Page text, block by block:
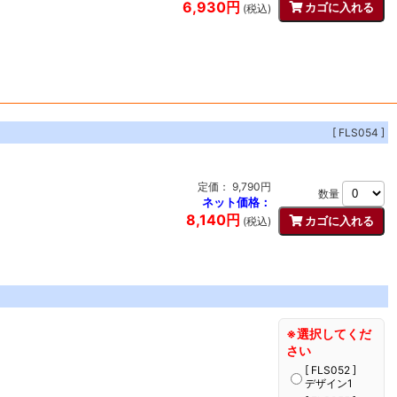
6,930円 (税込)
[ FLS054 ]
定価： 9,790円
ネット価格：
8,140円 (税込)
数量
※選択してくだ
さい
[ FLS052 ]
デザイン1